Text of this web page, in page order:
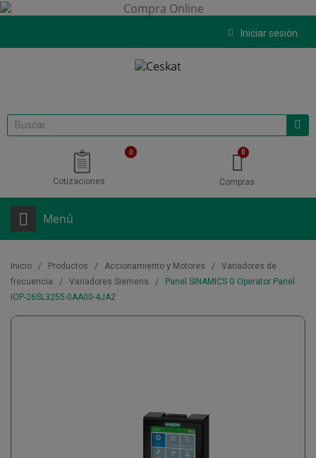
Iniciar sesión
0
Cotizaciones Compras
Menú
Inicio Productos Accionamiento y Motores
Variadores de
frecuencia
Variadores Siemens
Panel SINAMICS G Operator Panel
IOP-26SL3255-0AA00-4JA2